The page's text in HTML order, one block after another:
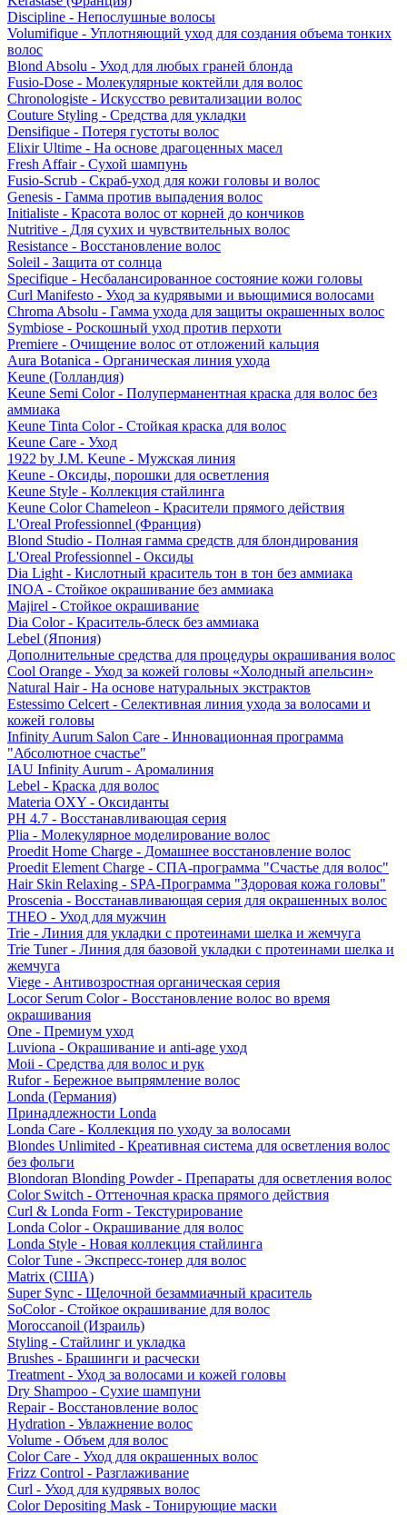
Discipline - Непослушные волосы
Volumifique - Уплотняющий уход для создания объема тонких
волос
Blond Absolu - Уход для любых граней блонда
Fusio-Dose - Молекулярные коктейли для волос
Chronologiste - Искусство ревитализации волос
Couture Styling - Средства для укладки
Densifique - Потеря густоты волос
Elixir Ultime - На основе драгоценных масел
Fresh Affair - Сухой шампунь
Fusio-Scrub - Скраб-уход для кожи головы и волос
Genesis - Гамма против выпадения волос
Initialiste - Красота волос от корней до кончиков
Nutritive - Для сухих и чувствительных волос
Resistance - Восстановление волос
Soleil - Защита от солнца
Specifique - Несбалансированное состояние кожи головы
Curl Manifesto - Уход за кудрявыми и вьющимися волосами
Chroma Absolu - Гамма ухода для защиты окрашенных волос
Symbiose - Роскошный уход против перхоти
Premiere - Очищение волос от отложений кальция
Aura Botanica - Органическая линия ухода
Keune (Голландия)
Keune Semi Color - Полуперманентная краска для волос без
аммиака
Keune Tinta Color - Стойкая краска для волос
Keune Care - Уход
1922 by J.M. Keune - Мужская линия
Keune - Оксиды, порошки для осветления
Keune Style - Коллекция стайлинга
Keune Color Chameleon - Красители прямого действия
L'Oreal Professionnel (Франция)
Blond Studio - Полная гамма средств для блондирования
L'Oreal Professionnel - Оксиды
Dia Light - Кислотный краситель тон в тон без аммиака
INOA - Стойкое окрашивание без аммиака
Majirel - Стойкое окрашивание
Dia Color - Краситель-блеск без аммиака
Lebel (Япония)
Дополнительные средства для процедуры окрашивания волос
Cool Orange - Уход за кожей головы «Холодный апельсин»
Natural Hair - На основе натуральных экстрактов
Estessimo Celcert - Селективная линия ухода за волосами и
кожей головы
Infinity Aurum Salon Care - Инновационная программа
"Абсолютное счастье"
IAU Infinity Aurum - Аромалиния
Lebel - Краска для волос
Materia OXY - Оксиданты
PH 4.7 - Восстанавливающая серия
Plia - Молекулярное моделирование волос
Proedit Home Charge - Домашнее восстановление волос
Proedit Element Charge - СПА-программа "Счастье для волос"
Hair Skin Relaxing - SPA-Программа "Здоровая кожа головы"
Proscenia - Восстанавливающая серия для окрашенных волос
THEO - Уход для мужчин
Trie - Линия для укладки с протеинами шелка и жемчуга
Trie Tuner - Линия для базовой укладки с протеинами шелка и
жемчуга
Viege - Антивозростная органическая серия
Locor Serum Color - Восстановление волос во время
окрашивания
One - Премиум уход
Luviona - Окрашивание и anti-age уход
Moii - Средства для волос и рук
Rufor - Бережное выпрямление волос
Londa (Германия)
Принадлежности Londa
Londa Care - Коллекция по уходу за волосами
Blondes Unlimited - Креативная система для осветления волос
без фольги
Blondoran Blonding Powder - Препараты для осветления волос
Color Switch - Оттеночная краска прямого действия
Curl & Londa Form - Текстурирование
Londa Color - Окрашивание для волос
Londa Style - Новая коллекция стайлинга
Color Tune - Экспресс-тонер для волос
Matrix (США)
Super Sync - Щелочной безаммиачный краситель
SoColor - Стойкое окрашивание для волос
Moroccanoil (Израиль)
Styling - Стайлинг и укладка
Brushes - Брашинги и расчески
Treatment - Уход за волосами и кожей головы
Dry Shampoo - Сухие шампуни
Repair - Восстановление волос
Hydration - Увлажнение волос
Volume - Объем для волос
Color Care - Уход для окрашенных волос
Frizz Control - Разглаживание
Curl - Уход для кудрявых волос
Color Depositing Mask - Тонирующие маски